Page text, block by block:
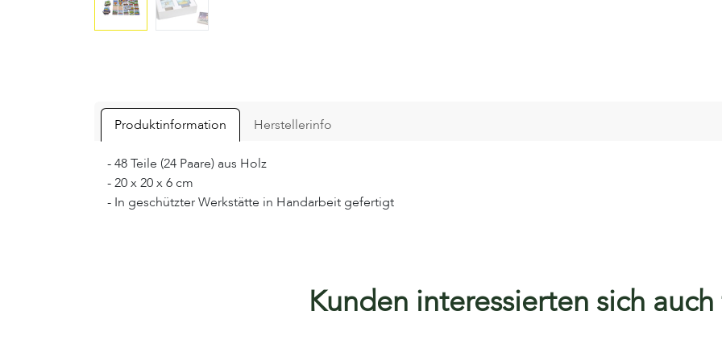
Produktinformation Herstellerinfo
- 48 Teile (24 Paare) aus Holz
- 20 x 20 x 6 cm
- In geschützter Werkstätte in Handarbeit gefertigt
Kunden interessierten sich auch